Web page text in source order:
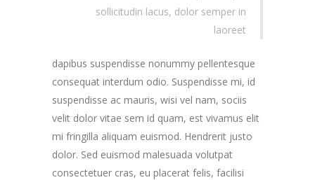
sollicitudin lacus, dolor semper in
laoreet
dapibus suspendisse nonummy pellentesque
consequat interdum odio. Suspendisse mi, id
suspendisse ac mauris, wisi vel nam, sociis
velit dolor vitae sem id quam, est vivamus elit
mi fringilla aliquam euismod. Hendrerit justo
dolor. Sed euismod malesuada volutpat
consectetuer cras, eu placerat felis, facilisi